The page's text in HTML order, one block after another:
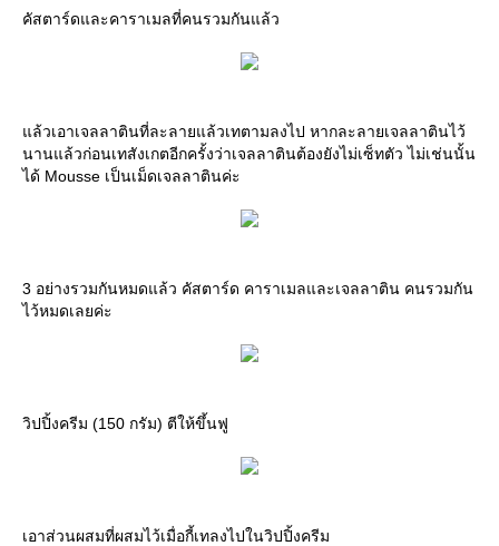
คัสตาร์ดและคาราเมลที่คนรวมกันแล้ว
แล้วเอาเจลลาตินที่ละลายแล้วเทตามลงไป หากละลายเจลลาตินไว้
นานแล้วก่อนเทสังเกตอีกครั้งว่าเจลลาตินต้องยังไม่เซ็ทตัว ไม่เช่นนั้น
ได้ Mousse เป็นเม็ดเจลลาตินค่ะ
3 อย่างรวมกันหมดแล้ว คัสตาร์ด คาราเมลและเจลลาติน คนรวมกัน
ไว้หมดเลยค่ะ
วิปปิ้งครีม (150 กรัม) ตีให้ขึ้นฟู
เอาส่วนผสมที่ผสมไว้เมื่อกี้เทลงไปในวิปปิ้งครีม